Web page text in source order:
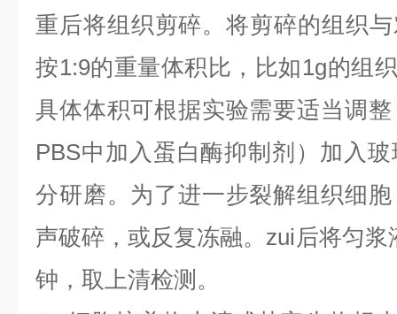
重后将组织剪碎。将剪碎的组织
按1:9的重量体积比，比如1g的组
具体体积可根据实验需要适当调
PBS中加入蛋白酶抑制剂）加入
分研磨。为了进一步裂解组织细
声破碎，或反复冻融。zui后将匀浆
钟，取上清检测。